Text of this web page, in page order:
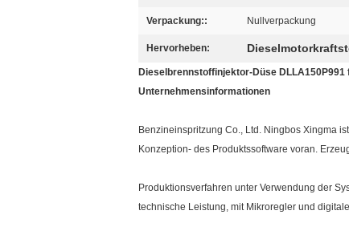
Verpackung:: Nullverpackung
Hervorheben:
Dieselbrennstoffinjektor-Düse
Unternehmensinformationen
Benzineinspritzung Co., Ltd. Ningbos Xingma
Konzeption- des Produktssoftware voran.
Produktionsverfahren unter Verwendung der
technische Leistung, mit Mikroregler und